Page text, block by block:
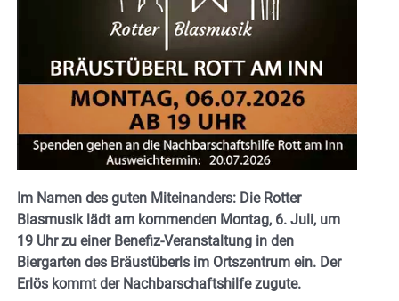
Im Namen des guten Miteinanders: Die Rotter
Blasmusik lädt am kommenden Montag, 6. Juli, um
19 Uhr zu einer Benefiz-Veranstaltung in den
Biergarten des Bräustüberls im Ortszentrum ein. Der
Erlös kommt der Nachbarschaftshilfe zugute.